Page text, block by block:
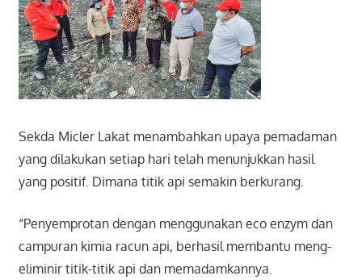
Sekda Micler Lakat menambahkan upaya pemadaman
yang dilakukan setiap hari telah menunjukkan hasil
yang positif. Dimana titik api semakin berkurang.
“Penyemprotan dengan menggunakan eco enzym dan
campuran kimia racun api, berhasil membantu meng-
eliminir titik-titik api dan memadamkannya.